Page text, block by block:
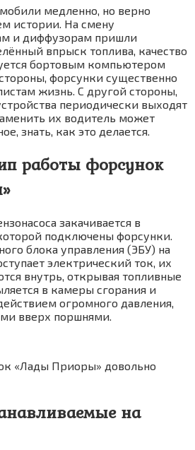
медленно, но верно
истории. На смену
и диффузорам пришли
впрыск топлива, качество
бортовым компьютером
форсунки существенно
жизнь. С другой стороны,
периодически выходят
их водитель может
знать, как это делается.
работы форсунок
закачивается в
подключены форсунки.
блока управления (ЭБУ) на
электрический ток, их
внутрь, открывая топливные
в камеры сгорания и
огромного давления,
вверх поршнями.
«Лады Приоры» довольно
на